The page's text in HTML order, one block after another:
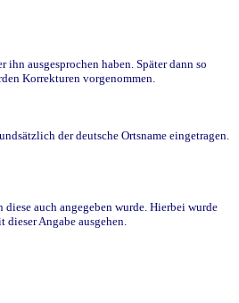
ausgesprochen haben. Später dann so
Korrekturen vorgenommen.
der deutsche Ortsname eingetragen.
auch angegeben wurde. Hierbei wurde
Angabe ausgehen.